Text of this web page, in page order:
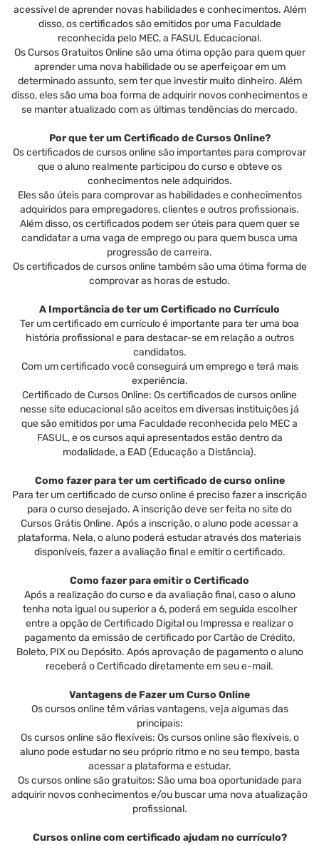
acessível de aprender novas habilidades e conhecimentos. Além
disso, os certificados são emitidos por uma Faculdade
reconhecida pelo MEC, a FASUL Educacional.
Os Cursos Gratuitos Online são uma ótima opção para quem quer
aprender uma nova habilidade ou se aperfeiçoar em um
determinado assunto, sem ter que investir muito dinheiro. Além
disso, eles são uma boa forma de adquirir novos conhecimentos e
se manter atualizado com as últimas tendências do mercado.
Por que ter um Certificado de Cursos Online?
Os certificados de cursos online são importantes para comprovar
que o aluno realmente participou do curso e obteve os
conhecimentos nele adquiridos.
Eles são úteis para comprovar as habilidades e conhecimentos
adquiridos para empregadores, clientes e outros profissionais.
Além disso, os certificados podem ser úteis para quem quer se
candidatar a uma vaga de emprego ou para quem busca uma
progressão de carreira.
Os certificados de cursos online também são uma ótima forma de
comprovar as horas de estudo.
A Importância de ter um Certificado no Currículo
Ter um certificado em currículo é importante para ter uma boa
história profissional e para destacar-se em relação a outros
candidatos.
Com um certificado você conseguirá um emprego e terá mais
experiência.
Certificado de Cursos Online: Os certificados de cursos online
nesse site educacional são aceitos em diversas instituições já
que são emitidos por uma Faculdade reconhecida pelo MEC a
FASUL, e os cursos aqui apresentados estão dentro da
modalidade, a EAD (Educação a Distância).
Como fazer para ter um certificado de curso online
Para ter um certificado de curso online é preciso fazer a inscrição
para o curso desejado. A inscrição deve ser feita no site do
Cursos Grátis Online. Após a inscrição, o aluno pode acessar a
plataforma. Nela, o aluno poderá estudar através dos materiais
disponíveis, fazer a avaliação final e emitir o certificado.
Como fazer para emitir o Certificado
Após a realização do curso e da avaliação final, caso o aluno
tenha nota igual ou superior a 6, poderá em seguida escolher
entre a opção de Certificado Digital ou Impressa e realizar o
pagamento da emissão de certificado por Cartão de Crédito,
Boleto, PIX ou Depósito. Após aprovação de pagamento o aluno
receberá o Certificado diretamente em seu e-mail.
Vantagens de Fazer um Curso Online
Os cursos online têm várias vantagens, veja algumas das
principais:
Os cursos online são flexíveis: Os cursos online são flexíveis, o
aluno pode estudar no seu próprio ritmo e no seu tempo, basta
acessar a plataforma e estudar.
Os cursos online são gratuitos: São uma boa oportunidade para
adquirir novos conhecimentos e/ou buscar uma nova atualização
profissional.
Cursos online com certificado ajudam no currículo?